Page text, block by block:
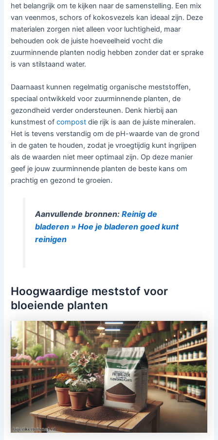
het belangrijk om te kijken naar de samenstelling. Een mix
van veenmos, schors of kokosvezels kan ideaal zijn. Deze
materialen zorgen niet alleen voor luchtigheid, maar
behouden ook de juiste hoeveelheid vocht die
zuurminnende planten nodig hebben zonder dat er sprake
is van stilstaand water.
Daarnaast kunnen regelmatig organische meststoffen,
speciaal ontwikkeld voor zuurminnende planten, de
gezondheid verder ondersteunen. Denk hierbij aan
kunstmest ofcompost die rijk is aan de juiste mineralen.
Het is tevens verstandig om de pH-waarde van de grond
in de gaten te houden, zodat je vroegtijdig kunt ingrijpen
als de waarden niet meer optimaal zijn. Op deze manier
geef je jouw zuurminnende planten de beste kans om
prachtig en gezond te groeien.
Aanvullende bronnen: Reinig de
bladeren » Hoe je bladeren goed kunt
reinigen
Hoogwaardige meststof voor
bloeiende planten